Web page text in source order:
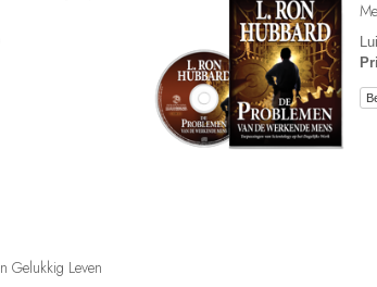
Gelukkig Leven